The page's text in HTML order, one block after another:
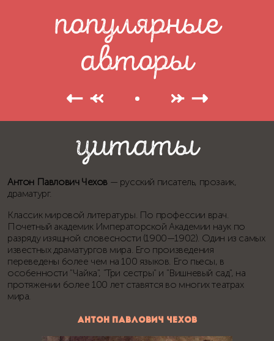
популярные
авторы
Антон Павлович Чехов — русский писатель, прозаик,
драматург.
Классик мировой литературы. По профессии врач.
Почетный академик Императорской Академии наук по
разряду изящной словесности (1900—1902). Один из самых
известных драматургов мира. Его произведения
переведены более чем на 100 языков. Его пьесы, в
особенности "Чайка", "Три сестры" и "Вишневый сад", на
протяжении более 100 лет ставятся во многих театрах
мира.
АНТОН ПАВЛОВИЧ ЧЕХОВ
цитаты